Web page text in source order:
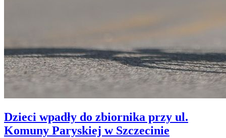
Dzieci wpadły do zbiornika przy ul.
Komuny Paryskiej w Szczecinie